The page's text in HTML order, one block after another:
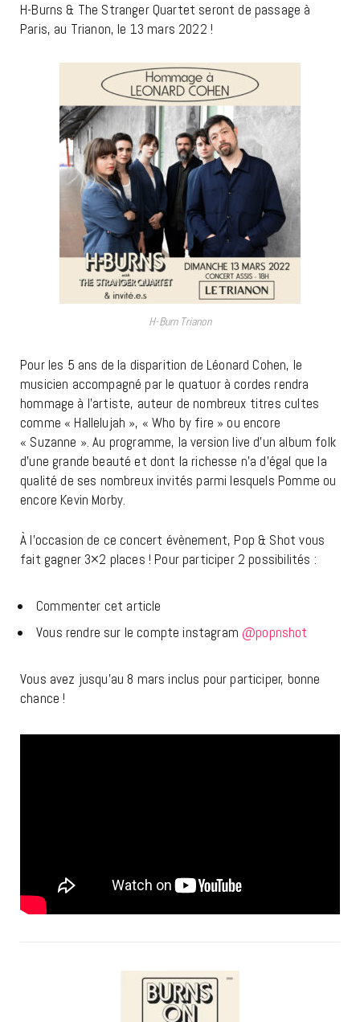
H-Burns & The Stranger Quartet seront de passage à
Paris, au Trianon, le 13 mars 2022 !
H-Burn Trianon
Pour les 5 ans de la disparition de Léonard Cohen, le
musicien accompagné par le quatuor à cordes rendra
hommage à l’artiste, auteur de nombreux titres cultes
comme « Hallelujah », « Who by fire » ou encore
« Suzanne ». Au programme, la version live d’un album folk
d’une grande beauté et dont la richesse n’a d’égal que la
qualité de ses nombreux invités parmi lesquels Pomme ou
encore Kevin Morby.
À l’occasion de ce concert évènement, Pop & Shot vous
fait gagner 3×2 places ! Pour participer 2 possibilités :
Commenter cet article
Vous rendre sur le compte instagram @popnshot
Vous avez jusqu’au 8 mars inclus pour participer, bonne
chance !